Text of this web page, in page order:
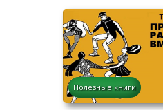
Полезные книги